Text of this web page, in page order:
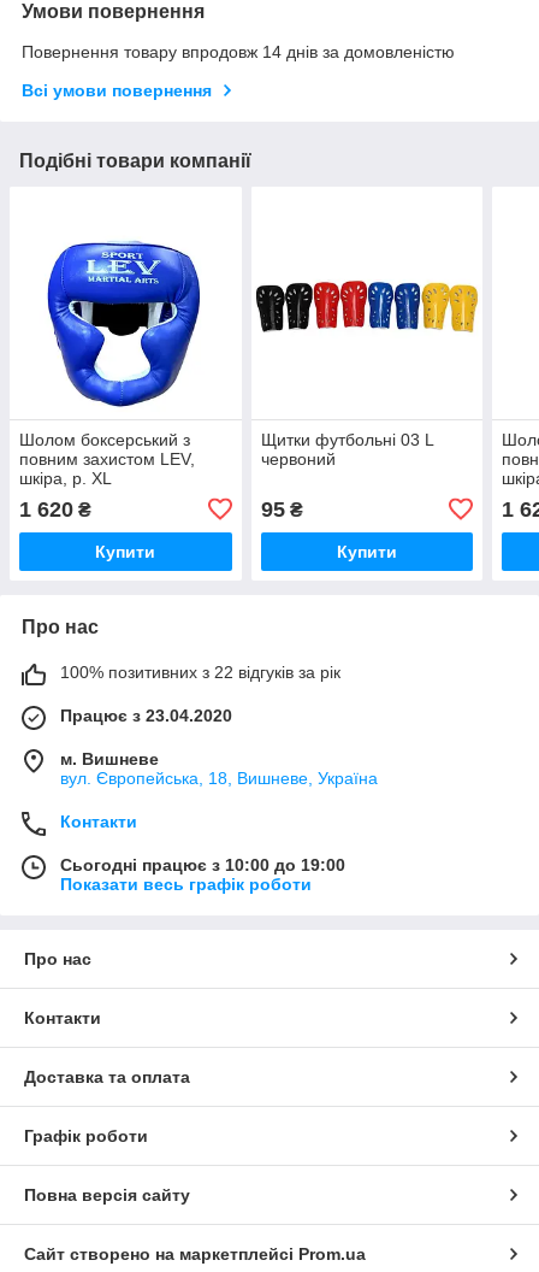
Умови повернення
Повернення товару впродовж 14 днів за домовленістю
Всі умови повернення
Подібні товари компанії
Шолом боксерський з
повним захистом LEV,
шкіра, р. XL
1 620 ₴
Купити
Щитки футбольні 03 L
червоний
95₴
Купити
1
Про нас
100% позитивних з 22 відгуків за рік
Працює з 23.04.2020
м. Вишневе
вул. Європейська, 18, Вишневе, Україна
Контакти
Сьогодні працює з 10:00 до 19:00
Показати весь графік роботи
Про нас
Контакти
Доставка та оплата
Графік роботи
Повна версія сайту
Сайт створено на маркетплейсі Prom.ua